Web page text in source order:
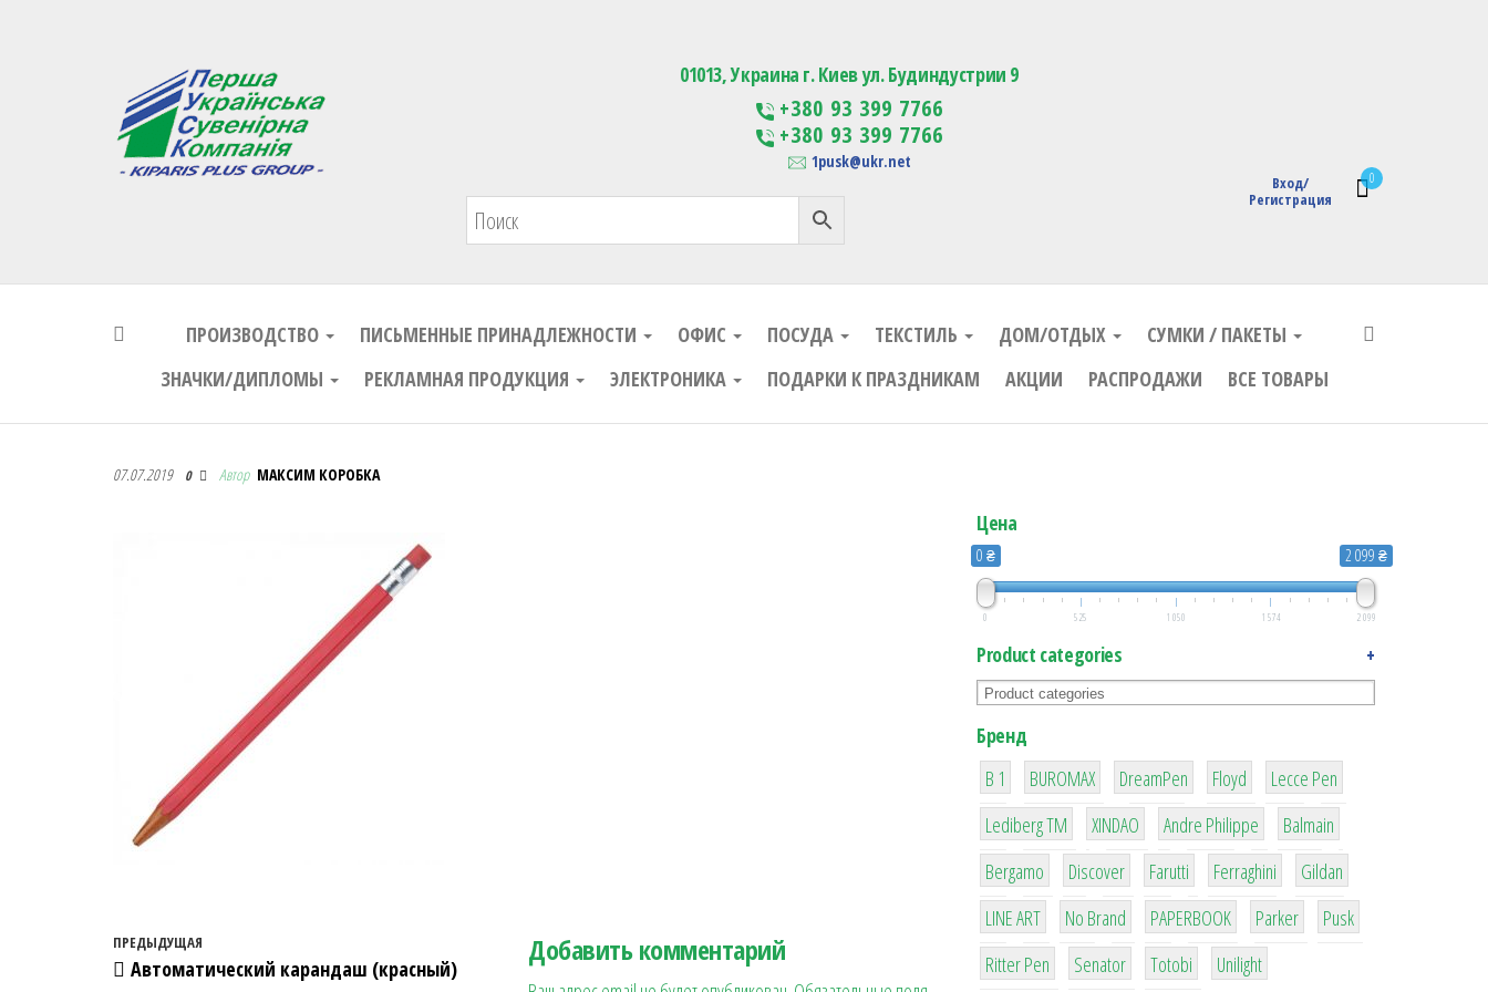
Первая Украинская Сувенирная Компания Изготовление сувенирной продукции с логотипом
0
Вход/
Регистрация
01013, Украина г. Киев ул. Будиндустрии 9
+380 93 399 7766
+380 93 399 7766
1pusk@ukr.net
ПРОИЗВОДСТВО ПИСЬМЕННЫЕ ПРИНАДЛЕЖНОСТИ ОФИС ПОСУДА ТЕКСТИЛЬ ДОМ/ОТДЫХ
СУМКИ / ПАКЕТЫ
ЗНАЧКИ/ДИПЛОМЫ
РЕКЛАМНАЯ ПРОДУКЦИЯ ЭЛЕКТРОНИКА ПОДАРКИ К ПРАЗДНИКАМ АКЦИИ РАСПРОДАЖИ ВСЕ ТОВАРЫ
Первая Украинская Сувенирная Компания
07.07.2019 0 Автор МАКСИМ КОРОБКА
Навигация по записям
Предыдущая запись
ПРЕДЫДУЩАЯ
Автоматический карандаш (красный)
Добавить комментарий
Цена
0 ₴ 2 099 ₴
0 525 1 050 1 574 2 099
Product categories +
Бренд
B 1
1
BUROMAX
1
DreamPen
2
Floyd
2
Lecce Pen
3
Lediberg ТМ
3
XINDAO
1
Andre Philippe
4
Balmain
26
Bergamo
64
Discover
299
Farutti
4
Ferraghini
42
Gildan
4
LINE ART
90
No Brand
8
PAPERBOOK
6
Parker
2
Pusk
22
Ritter Pen
15
Senator
43
Totobi
1
Unilight